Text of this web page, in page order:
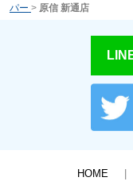
パー > 原信 新通店
HOME